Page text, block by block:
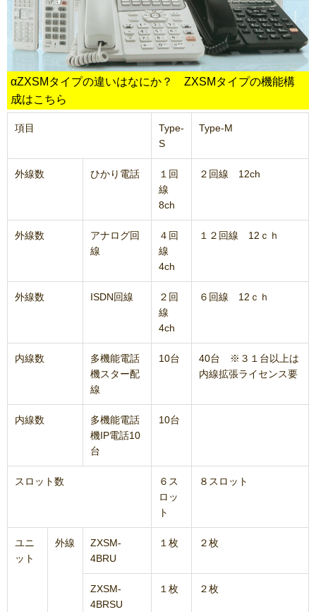
αZXSMタイプの違いはなにか？ ZXSMタイプの機能構
成はこちら
項目
Type-
S
Type-M
外線数 ひかり電話
１回
線
8ch
２回線 12ch
外線数
アナログ回
線
４回
線
4ch
１２回線 12ｃｈ
外線数 ISDN回線
２回
線
4ch
６回線 12ｃｈ
内線数
多機能電話
機スター配
線
10台
40台 ※３１台以上は
内線拡張ライセンス要
内線数
多機能電話
機IP電話10
台
10台
スロット数
６ス
ロッ
ト
８スロット
ユニ
ット
外線
ZXSM-
4BRU
１枚 ２枚
ZXSM-
4BRSU
１枚 ２枚